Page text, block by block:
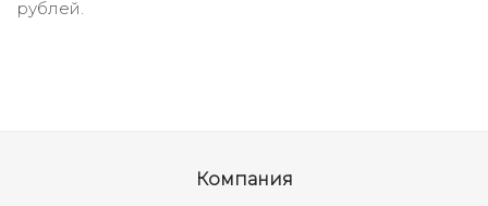
рублей.
Компания